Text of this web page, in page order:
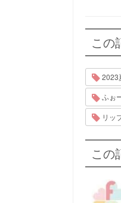
この
2023
ふぉ
リッ
この